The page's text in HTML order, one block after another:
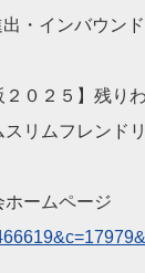
・インバウン
０２５】残り
スリムフレンド
ームページ